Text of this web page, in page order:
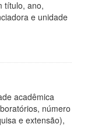
título, ano,
e unidade
acadêmica
número
e extensão),